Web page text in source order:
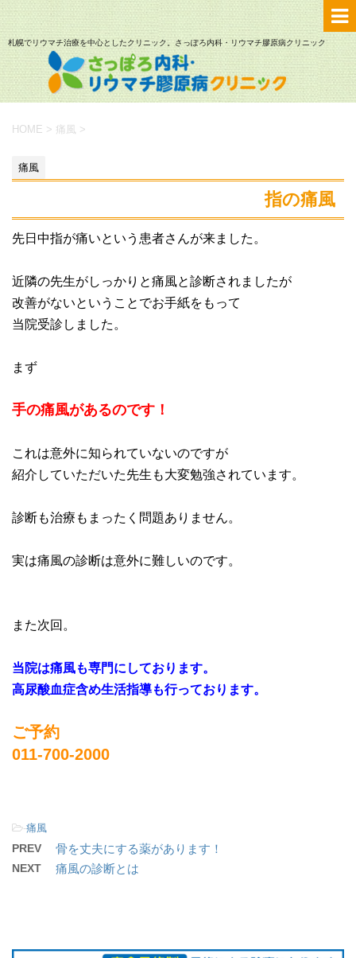
札幌でリウマチ治療を中心としたクリニック。さっぽろ内科・リウマチ膠原病クリニック
HOME > 痛風 >
痛風
指の痛風
先日中指が痛いという患者さんが来ました。
近隣の先生がしっかりと痛風と診断されましたが
改善がないということでお手紙をもって
当院受診しました。
まず
手の痛風があるのです！
これは意外に知られていないのですが
紹介していただいた先生も大変勉強されています。
診断も治療もまったく問題ありません。
実は痛風の診断は意外に難しいのです。
また次回。
当院は痛風も専門にしております。
高尿酸血症含め生活指導も行っております。
ご予約
011-700-2000
-痛風
PREV 骨を丈夫にする薬があります！
NEXT 痛風の診断とは